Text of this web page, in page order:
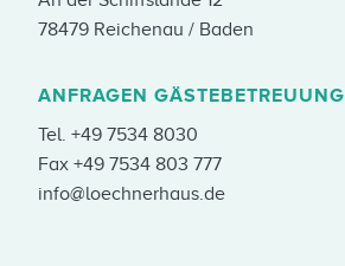
78479 Reichenau / Baden
ANFRAGEN GÄSTEBETREUUNG
Tel. +49 7534 8030
Fax +49 7534 803 777
info@loechnerhaus.de